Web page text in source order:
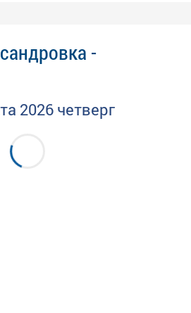
-
2026 четверг